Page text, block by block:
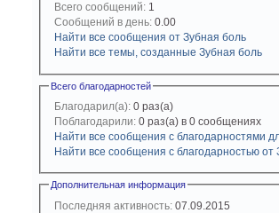
Всего сообщений: 1
Сообщений в день: 0.00
Найти все сообщения от Зубная боль
Найти все темы, созданные Зубная боль
Всего благодарностей
Благодарил(а): 0 раз(а)
Поблагодарили: 0 раз(а) в 0 сообщениях
Найти все сообщения с благодарностями
Найти все сообщения с благодарностью от
Дополнительная информация
Последняя активность: 07.09.2015